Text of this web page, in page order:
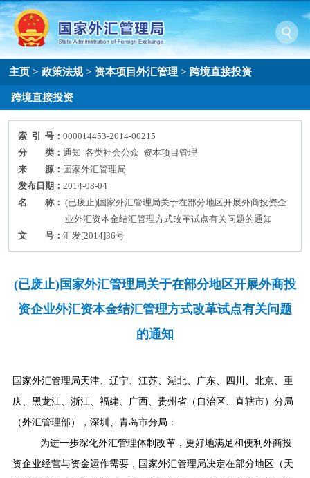
主页 >政策法规>资本项目外汇管理 >跨境直接投资
跨境直接投资
索 引 号：000014453-2014-00215
分 类：通知 各类社会公众 资本项目管理
来 源： 国家外汇管理局
发布日期：2014-08-04
名 称： (已废止)国家外汇管理局关于在部分地区开展外商投资企
业外汇资本金结汇管理方式改革试点有关问题的通知
文 号：汇发[2014]36号
(已废止)国家外汇管理局关于在部分地区开展外商投
资企业外汇资本金结汇管理方式改革试点有关问题
的通知
国家外汇管理局天津、辽宁、江苏、湖北、广东、四川、北京、重
庆、黑龙江、浙江、福建、广西、贵州省（自治区、直辖市）分局
（外汇管理部），深圳、青岛市分局：
为进一步深化外汇管理体制改革，更好地满足和便利外商投
资企业经营与资金运作需要，国家外汇管理局决定在部分地区（ 天